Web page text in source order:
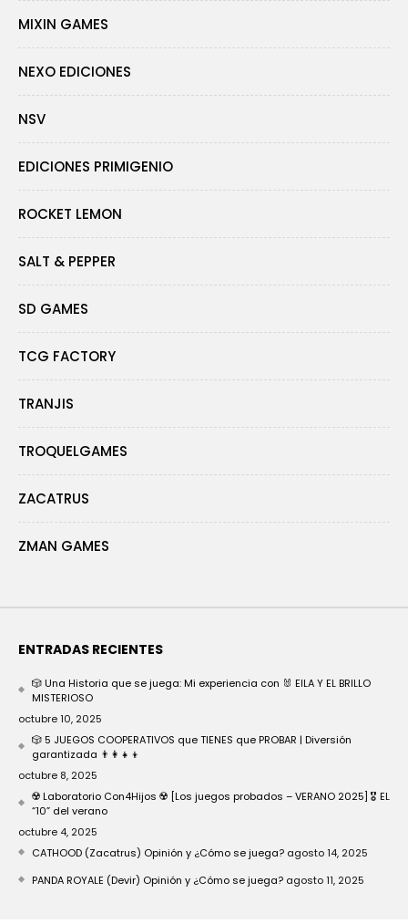
MIXIN GAMES
NEXO EDICIONES
NSV
EDICIONES PRIMIGENIO
ROCKET LEMON
SALT & PEPPER
SD GAMES
TCG FACTORY
TRANJIS
TROQUELGAMES
ZACATRUS
ZMAN GAMES
ENTRADAS RECIENTES
🎲 Una Historia que se juega: Mi experiencia con 🐰 EILA Y EL BRILLO
MISTERIOSO
octubre 10, 2025
🎲 5 JUEGOS COOPERATIVOS que TIENES que PROBAR | Diversión
garantizada 👨‍👩‍👧‍👦
octubre 8, 2025
☢️ Laboratorio Con4Hijos ☢️ [Los juegos probados – VERANO 2025] 🎖️ EL
“10” del verano
octubre 4, 2025
CATHOOD (Zacatrus) Opinión y ¿Cómo se juega? agosto 14, 2025
PANDA ROYALE (Devir) Opinión y ¿Cómo se juega? agosto 11, 2025